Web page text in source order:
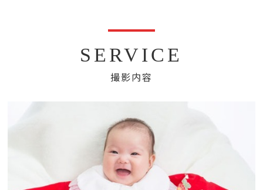
SERVICE
撮影内容